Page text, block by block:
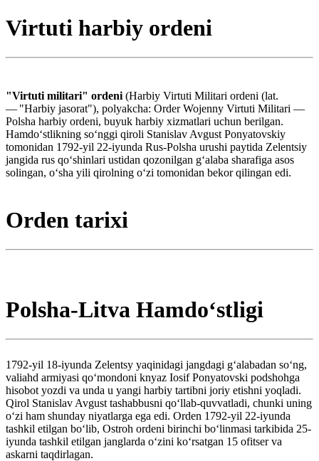
Virtuti harbiy ordeni
"Virtuti militari" ordeni (Harbiy Virtuti Militari ordeni (lat.
— "Harbiy jasorat"), polyakcha: Order Wojenny Virtuti Militari —
Polsha harbiy ordeni, buyuk harbiy xizmatlari uchun berilgan.
Hamdoʻstlikning soʻnggi qiroli Stanislav Avgust Ponyatovskiy
tomonidan 1792-yil 22-iyunda Rus-Polsha urushi paytida Zelentsiy
jangida rus qoʻshinlari ustidan qozonilgan gʻalaba sharafiga asos
solingan, oʻsha yili qirolning oʻzi tomonidan bekor qilingan edi.
Orden tarixi
Polsha-Litva Hamdoʻstligi
1792-yil 18-iyunda Zelentsy yaqinidagi jangdagi gʻalabadan soʻng,
valiahd armiyasi qoʻmondoni knyaz Iosif Ponyatovski podshohga
hisobot yozdi va unda u yangi harbiy tartibni joriy etishni yoqladi.
Qirol Stanislav Avgust tashabbusni qoʻllab-quvvatladi, chunki uning
oʻzi ham shunday niyatlarga ega edi. Orden 1792-yil 22-iyunda
tashkil etilgan boʻlib, Ostroh ordeni birinchi boʻlinmasi tarkibida 25-
iyunda tashkil etilgan janglarda oʻzini koʻrsatgan 15 ofitser va
askarni taqdirlagan.